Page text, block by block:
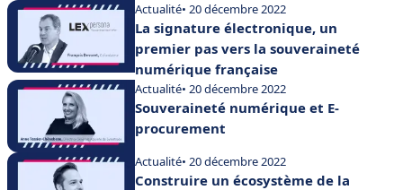
Actualité• 20 décembre 2022
La signature électronique, un
premier pas vers la souveraineté
numérique française
Actualité• 20 décembre 2022
Souveraineté numérique et E-
procurement
Actualité• 20 décembre 2022
Construire un écosystème de la